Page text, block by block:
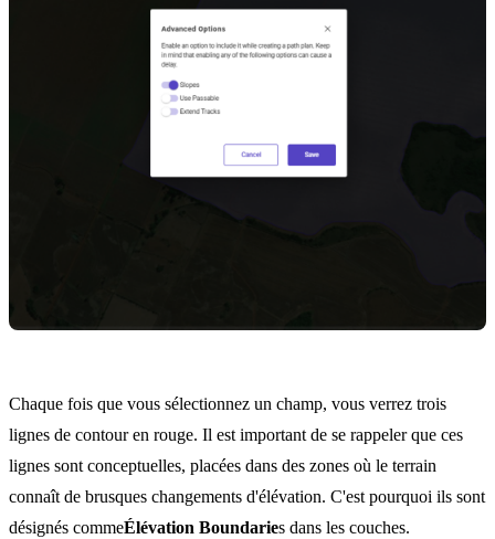
Chaque fois que vous sélectionnez un champ, vous verrez trois
lignes de contour en rouge. Il est important de se rappeler que ces
lignes sont conceptuelles, placées dans des zones où le terrain
connaît de brusques changements d'élévation. C'est pourquoi ils sont
désignés commeÉlévation Boundaries dans les couches.